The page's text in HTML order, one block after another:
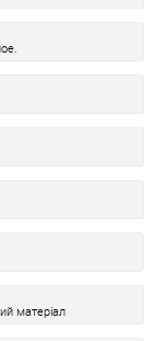
матеріал